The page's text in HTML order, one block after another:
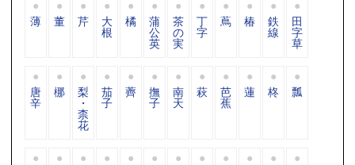
薄 董 芹 大
根
橘 蒲
公
英
茶
の
実
丁
字
蔦 椿 鉄
線
田
字
草
唐
辛
梛 梨
・
柰
花
茄
子
薺 撫
子
南
天
萩 芭
蕉
蓮 柊 瓢